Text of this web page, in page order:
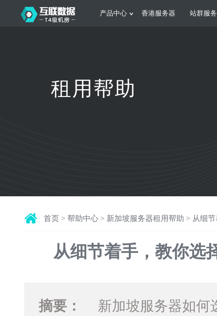
产品中心
日本服务器 新加坡服务器
香港服务器 站群服
根据不同规模的网站提供可定制化的架
构和 一站式协助租用帮助
首页 > 帮助中心 > 新加坡服务器租用帮助 > 从细
从细节着手，教你选
摘要：
新加坡服务器如何